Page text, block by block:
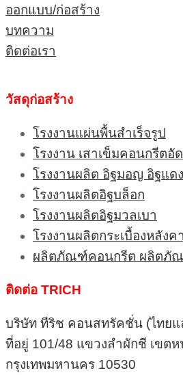
ออกแบบ/ก่อสร้าง
บทความ
ติดต่อเรา
วัสดุก่อสร้าง
โรงงานแผ่นพื้นสำเร็จรูป
โรงงาน เสาเข็มคอนกรีตอั
โรงงานผลิต อิฐมอญ อิฐแดง
โรงงานผลิตอิฐบล็อก
โรงงานผลิตอิฐมวลเบา
โรงงานผลิตกระเบื้องหลังคา
ผลิตภัณฑ์คอนกรีต ผลิตภัณ
ติดต่อ TRICH
บริษัท ทีริช คอนสทรัคชั่น (ไทย
ที่อยู่ 101/48 แขวงลำผักชี เขตห
กรุงเทพมหานคร 10530